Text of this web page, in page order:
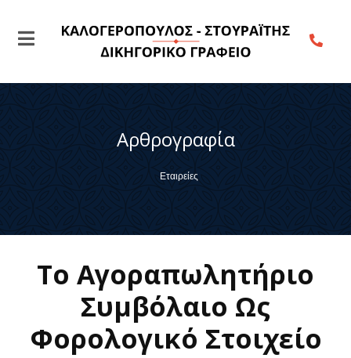
Αρθρογραφία
Εταιρείες
Το Αγοραπωλητήριο
Συμβόλαιο Ως
Φορολογικό Στοιχείο